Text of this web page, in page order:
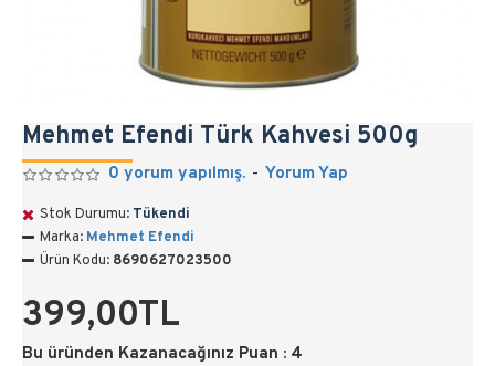
Mehmet Efendi Türk Kahvesi 500g
0 yorum yapılmış. - Yorum Yap
399,00TL
Bu üründen Kazanacağınız Puan : 4
Stok Durumu: Tükendi
Marka: Mehmet Efendi
Ürün Kodu: 8690627023500